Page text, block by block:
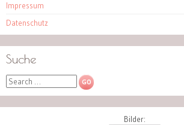
Impressum
Datenschutz
Suche
Search
Bilder: